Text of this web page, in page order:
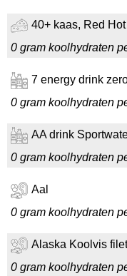
40+ kaas, Red
0 gram koolhydraten
7 energy drink
0 gram koolhydraten
AA drink
0 gram koolhydraten
Aal
0 gram koolhydraten
Alaska Koolvis
0 gram koolhydraten